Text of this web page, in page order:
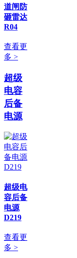
道闸防
砸雷达
R04
查看更
多 >
超级
电容
后备
电源
超级电
容后备
电源
D219
查看更
多 >